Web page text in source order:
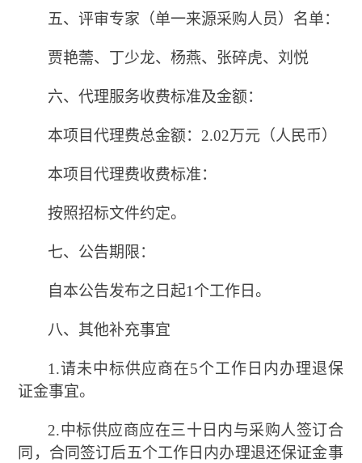
五、评审专家（单一来源采购人员）名单：
贾艳薷、丁少龙、杨燕、张碎虎、刘悦
六、代理服务收费标准及金额：
本项目代理费总金额：2.02万元（人民币）
本项目代理费收费标准：
按照招标文件约定。
七、公告期限：
自本公告发布之日起1个工作日。
八、其他补充事宜
1.请未中标供应商在5个工作日内办理退保
证金事宜。
2.中标供应商应在三十日内与采购人签订合
同，合同签订后五个工作日内办理退还保证金事